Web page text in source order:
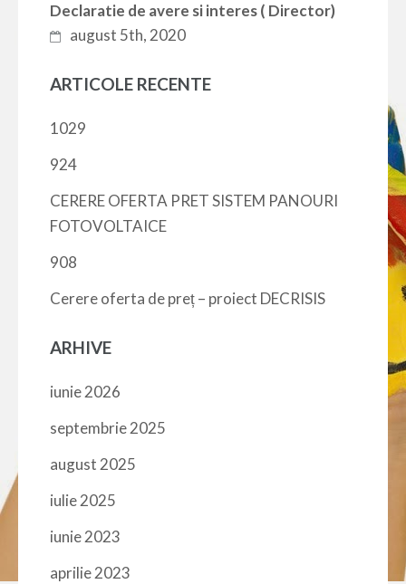
Declaratie de avere si interes ( Director)
august 5th, 2020
ARTICOLE RECENTE
1029
924
CERERE OFERTA PRET SISTEM PANOURI
FOTOVOLTAICE
908
Cerere oferta de preț – proiect DECRISIS
ARHIVE
iunie 2026
septembrie 2025
august 2025
iulie 2025
iunie 2023
aprilie 2023